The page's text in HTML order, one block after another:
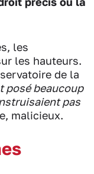
les
les hauteurs.
de la
posé beaucoup
pas
malicieux.